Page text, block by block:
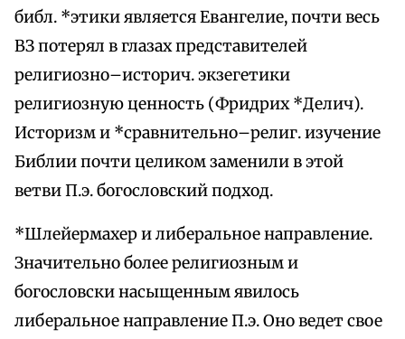
библ. *этики является Евангелие, почти весь
ВЗ потерял в глазах представителей
религиозно–историч. экзегетики
религиозную ценность (Фридрих *Делич).
Историзм и *сравнительно–религ. изучение
Библии почти целиком заменили в этой
ветви П.э. богословский подход.
*Шлейермахер и либеральное направление.
Значительно более религиозным и
богословски насыщенным явилось
либеральное направление П.э. Оно ведет свое